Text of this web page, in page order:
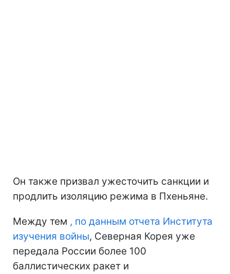
Он также призвал ужесточить санкции и
продлить изоляцию режима в Пхеньяне.
Между тем , по данным отчета Института
изучения войны, Северная Корея уже
передала России более 100
баллистических ракет и